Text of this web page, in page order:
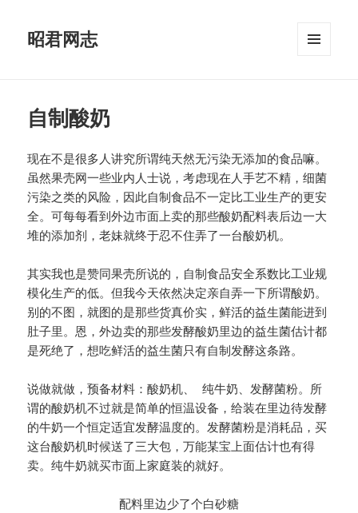
昭君网志
自制酸奶
现在不是很多人讲究所谓纯天然无污染无添加的食品嘛。
虽然果壳网一些业内人士说，考虑现在人手艺不精，细菌
污染之类的风险，因此自制食品不一定比工业生产的更安
全。可每每看到外边市面上卖的那些酸奶配料表后边一大
堆的添加剂，老妹就终于忍不住弄了一台酸奶机。
其实我也是赞同果壳所说的，自制食品安全系数比工业规
模化生产的低。但我今天依然决定亲自弄一下所谓酸奶。
别的不图，就图的是那些货真价实，鲜活的益生菌能进到
肚子里。恩，外边卖的那些发酵酸奶里边的益生菌估计都
是死绝了，想吃鲜活的益生菌只有自制发酵这条路。
说做就做，预备材料：酸奶机、 纯牛奶、发酵菌粉。所
谓的酸奶机不过就是简单的恒温设备，给装在里边待发酵
的牛奶一个恒定适宜发酵温度的。发酵菌粉是消耗品，买
这台酸奶机时候送了三大包，万能某宝上面估计也有得
卖。纯牛奶就买市面上家庭装的就好。
配料里边少了个白砂糖